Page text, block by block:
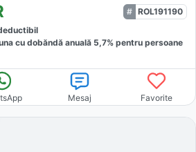
ROL191190
cu dobăndă anuală 5,7% pentru persoane
Mesaj Favorite